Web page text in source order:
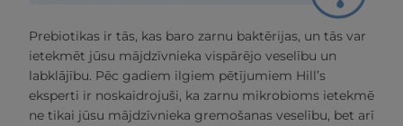
Prebiotikas ir tās, kas baro zarnu baktērijas, un tās var
ietekmēt jūsu mājdzīvnieka vispārējo veselību un
labklājību. Pēc gadiem ilgiem pētījumiem Hill’s
eksperti ir noskaidrojuši, ka zarnu mikrobioms ietekmē
ne tikai jūsu mājdzīvnieka gremošanas veselību, bet arī